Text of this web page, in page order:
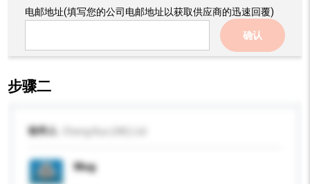
电邮地址(填写您的公司电邮地址以获取供应商的迅速回覆)
确认
步骤二
收件人
Mug